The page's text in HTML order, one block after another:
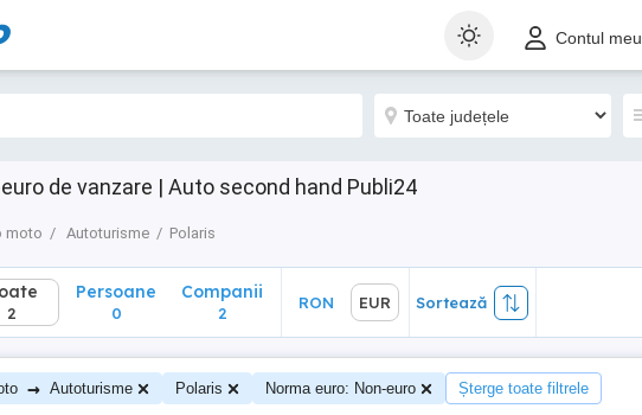
Contul meu
de vanzare | Auto second hand Publi24
moto Autoturisme Polaris
Sortează
2
Persoane
0
Companii
2
RON EUR Sortează
→ Autoturisme Polaris Norma euro: Non-euro Șterge toate filtrele